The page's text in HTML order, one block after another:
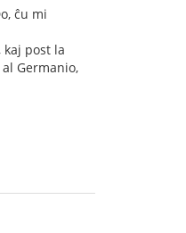
ĉu mi
post la
Germanio,